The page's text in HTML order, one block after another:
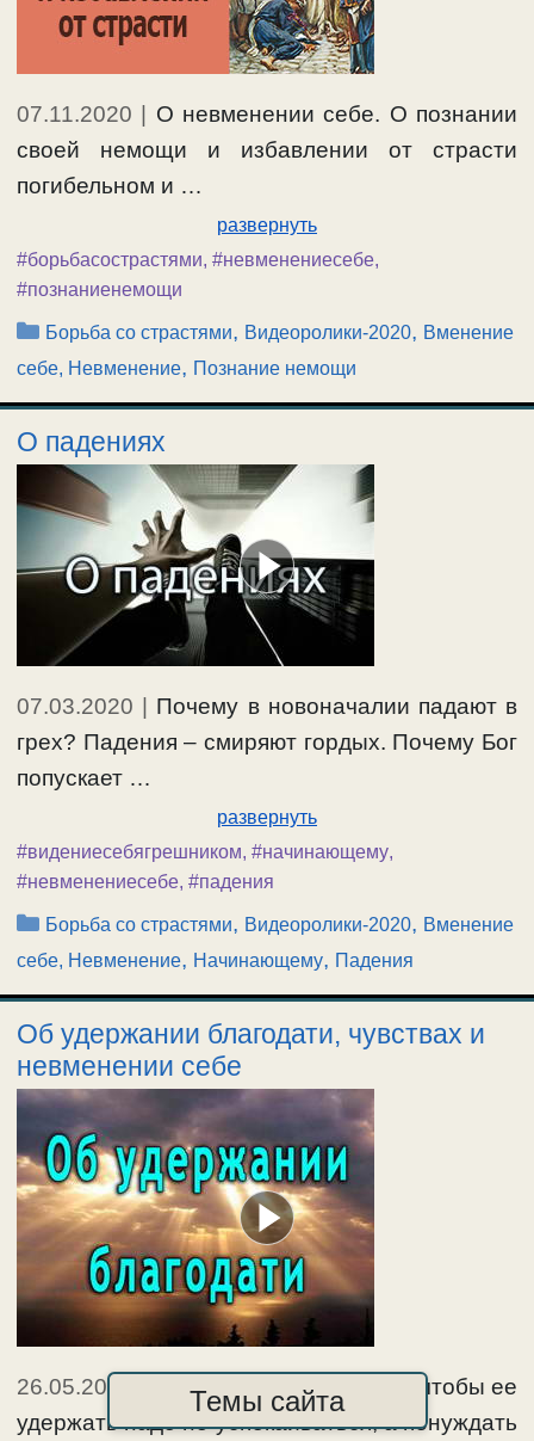
07.11.2020 | О невменении себе. О познании
своей немощи и избавлении от страсти
погибельном и …
развернуть
#борьбасострастями, #невменениесебе,
#познаниенемощи
Рубрики
Борьба со страстями, Видеоролики-2020, Вменение
себе, Невменение, Познание немощи
О падениях
07.03.2020 | Почему в новоначалии падают в
грех? Падения – смиряют гордых. Почему Бог
попускает …
развернуть
#видениесебягрешником, #начинающему,
#невменениесебе, #падения
Рубрики
Борьба со страстями, Видеоролики-2020, Вменение
себе, Невменение, Начинающему, Падения
Об удержании благодати, чувствах и
невменении себе
26.05.2019
Когда дается благодать, чтобы ее
удержать надо не успокаиваться, а понуждать
Темы сайта